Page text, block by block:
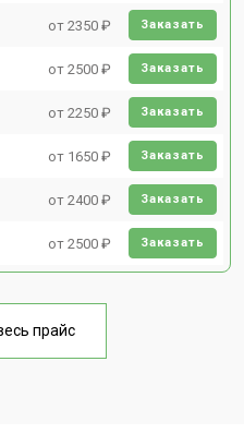
от 2350 ₽ Заказать
от 2500 ₽ Заказать
от 2250 ₽ Заказать
от 1650 ₽ Заказать
от 2400 ₽ Заказать
от 2500 ₽ Заказать
прайс